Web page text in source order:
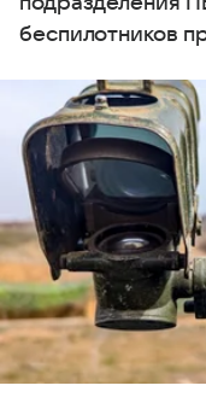
беспилотников